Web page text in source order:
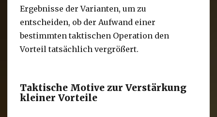
Ergebnisse der Varianten, um zu
entscheiden, ob der Aufwand einer
bestimmten taktischen Operation den
Vorteil tatsächlich vergrößert.
Taktische Motive zur Verstärkung
kleiner Vorteile